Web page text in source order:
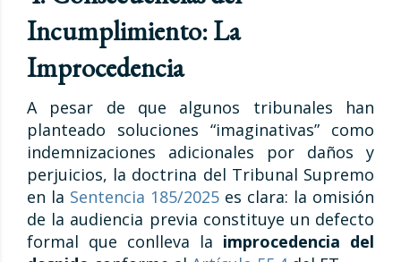
Incumplimiento: La
Improcedencia
A pesar de que algunos tribunales han
planteado soluciones “imaginativas” como
indemnizaciones adicionales por daños y
perjuicios, la doctrina del Tribunal Supremo
en la Sentencia 185/2025 es clara: la omisión
de la audiencia previa constituye un defecto
formal que conlleva la improcedencia del